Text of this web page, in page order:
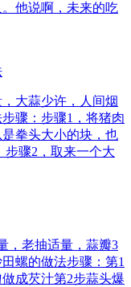
他说啊，未来的吃
大蒜少许，人间烟
骤：步骤1，将猪肉
拳头大小的块，也
步骤2，取来一个大
，老抽适量，蒜瓣3
螺的做法步骤：第1
成芡汁第2步蒜头爆